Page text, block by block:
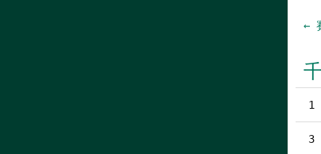
←
1
3